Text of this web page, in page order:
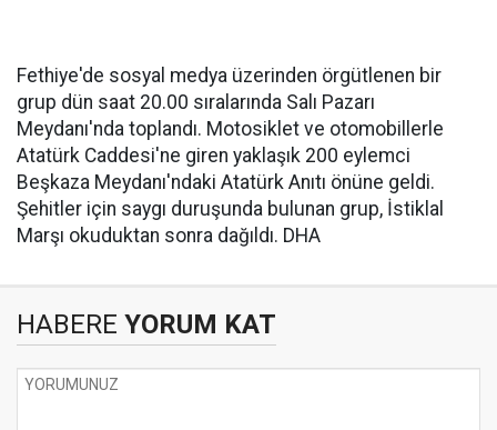
Fethiye'de sosyal medya üzerinden örgütlenen bir
grup dün saat 20.00 sıralarında Salı Pazarı
Meydanı'nda toplandı. Motosiklet ve otomobillerle
Atatürk Caddesi'ne giren yaklaşık 200 eylemci
Beşkaza Meydanı'ndaki Atatürk Anıtı önüne geldi.
Şehitler için saygı duruşunda bulunan grup, İstiklal
Marşı okuduktan sonra dağıldı. DHA
HABERE YORUM KAT